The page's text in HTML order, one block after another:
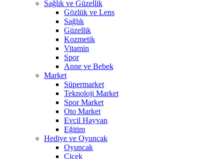
Sağlık ve Güzellik
Gözlük ve Lens
Sağlık
Güzellik
Kozmetik
Vitamin
Spor
Anne ve Bebek
Market
Süpermarket
Teknoloji Market
Spor Market
Oto Market
Evcil Hayvan
Eğitim
Hediye ve Oyuncak
Oyuncak
Çiçek